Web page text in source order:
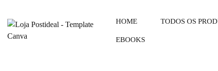
HOME TODOS OS
EBOOKS